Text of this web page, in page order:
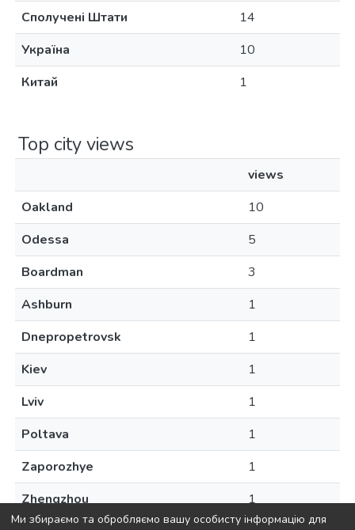
Сполучені Штати
14
Україна
10
Китай
1
Top city views
views
Oakland
10
Odessa
5
Boardman
3
Ashburn
1
Dnepropetrovsk
1
Kiev
1
Lviv
1
Poltava
1
Zaporozhye
1
Zhengzhou
1
Ми збираємо та обробляємо вашу особисту інформацію для